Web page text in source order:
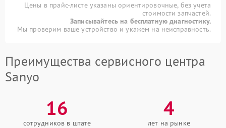
Цены в прайс-листе указаны ориентировочные, без учета
стоимости запчастей.
Записывайтесь на бесплатную диагностику.
Мы проверим ваше устройство и укажем на неисправность.
Преимущества сервисного центра
Sanyo
16
сотрудников в штате
4
лет на рынке